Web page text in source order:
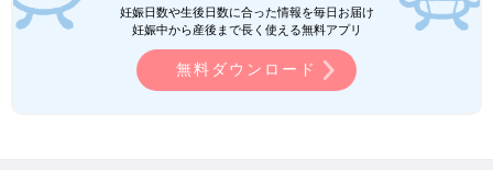
妊娠日数や生後日数に合った情報を毎日お届け
妊娠中から産後まで長く使える無料アプリ
無料ダウンロード